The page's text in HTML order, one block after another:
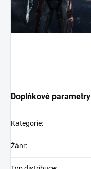
Doplňkové parametry
Kategorie:
Žánr: